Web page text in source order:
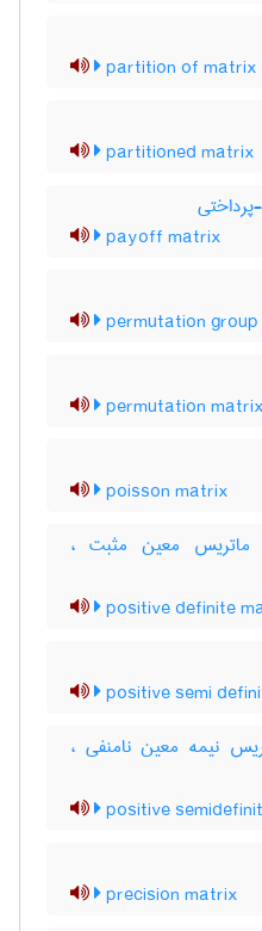
partition of matrix
partitioned matrix
payoff matrix
permutation
permutation matrix
poisson matrix
ماتریس معین مثبت ،
positive definite
positive semi
نیمه معین نامنفی ،
positive
precision matrix